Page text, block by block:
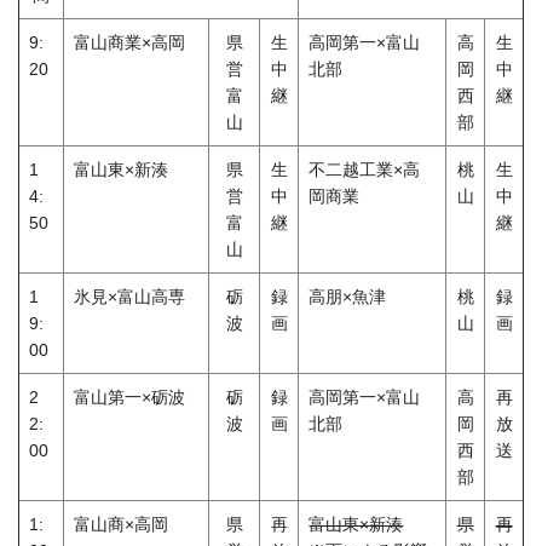
9:
20
富山商業×高岡
県
営
富
山
生
中
継
高岡第一×富山
北部
高
岡
西
部
生
中
継
1
4:
50
富山東×新湊
県
営
富
山
生
中
継
不二越工業×高
岡商業
桃
山
生
中
継
1
9:
00
氷見×富山高専
砺
波
録
画
高朋×魚津
桃
山
録
画
2
2:
00
富山第一×砺波
砺
波
録
画
高岡第一×富山
北部
高
岡
西
部
再
放
送
1:
富山商×高岡
県
再
富山東×新湊
県
再